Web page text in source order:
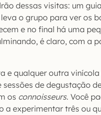
dessas visitas: um
o grupo para ver os
e no final há uma
é claro, com a
e qualquer outra
de degustação
os connoisseurs. Você
a experimentar três ou